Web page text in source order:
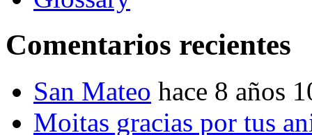
Comentarios recientes
San Mateo hace 8 años
Moitas gracias por tus